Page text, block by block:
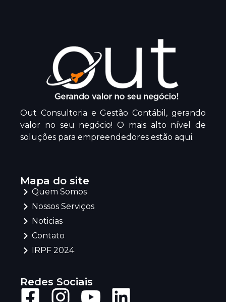
Out Consultoria e Gestão Contábil, gerando
valor no seu negócio! O mais alto nível de
soluções para empreendedores estão aqui.
Mapa do site
Quem Somos
Nossos Serviços
Noticias
Contato
IRPF 2024
Redes Sociais